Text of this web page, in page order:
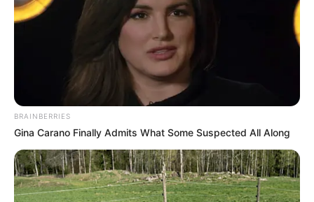
Obesidade se torna principal fator
de risco à saúde no Brasil
Diagnóstico é do Estudo Global sobre Carga de Doenças
BRAINBERRIES
Gina Carano Finally Admits What Some Suspected All Along